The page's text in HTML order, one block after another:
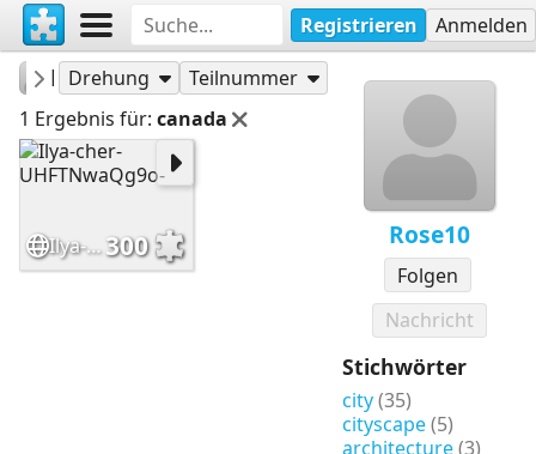
Registrieren Anmelden
Rose10
Folgen
Nachricht
Stichwörter
city(35)
cityscape(5)
architecture(3)
Rose10
Puzzles
Drehung
Teilnummer
1 Ergebnis für: canada
Ilya-cher-UHFTNwaQg9o-300